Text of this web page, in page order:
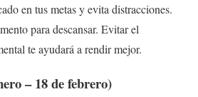
en tus metas y evita distracciones.
para descansar. Evitar el
te ayudará a rendir mejor.
– 18 de febrero)